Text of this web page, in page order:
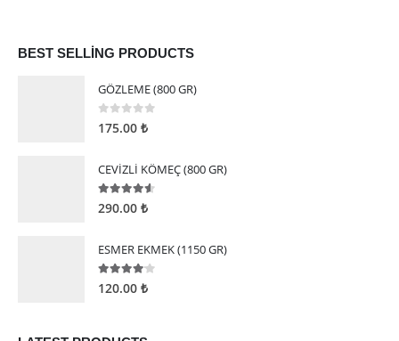
BEST SELLING PRODUCTS
GÖZLEME (800 GR)
05 üzerinden
175.00 ₺
CEVİZLİ KÖMEÇ (800 GR)
4.50 5 üzerinden
290.00 ₺
ESMER EKMEK (1150 GR)
4.00 5 üzerinden
120.00 ₺